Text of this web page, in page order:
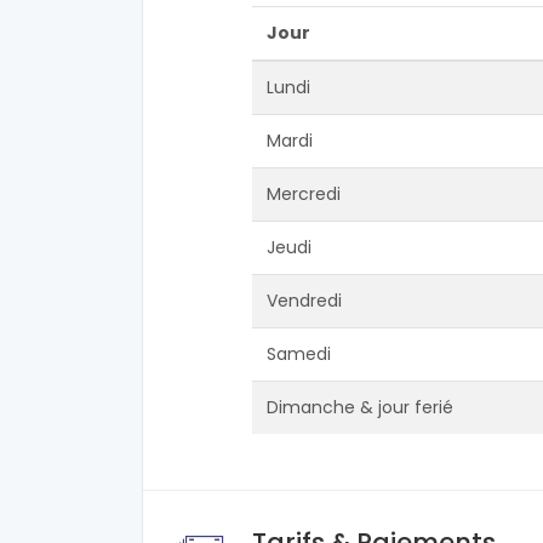
Jour
Lundi
Mardi
Mercredi
Jeudi
Vendredi
Samedi
Dimanche & jour ferié